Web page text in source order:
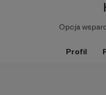
Opcja
Profil